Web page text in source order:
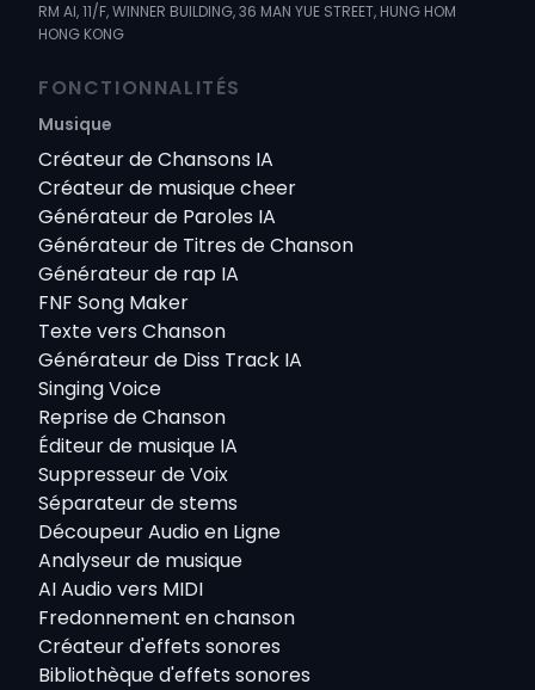
RM Al, 11/F, WINNER BUILDING, 36 MAN YUE STREET, HUNG HOM
HONG KONG
FONCTIONNALITÉS
Musique
Créateur de Chansons IA
Créateur de musique cheer
Générateur de Paroles IA
Générateur de Titres de Chanson
Générateur de rap IA
FNF Song Maker
Texte vers Chanson
Générateur de Diss Track IA
Singing Voice
Reprise de Chanson
Éditeur de musique IA
Suppresseur de Voix
Séparateur de stems
Découpeur Audio en Ligne
Analyseur de musique
AI Audio vers MIDI
Fredonnement en chanson
Créateur d'effets sonores
Bibliothèque d'effets sonores